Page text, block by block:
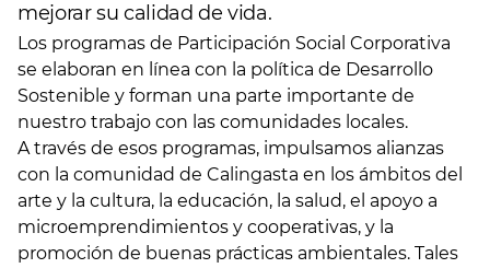
mejorar su calidad de vida.
Los programas de Participación Social Corporativa
se elaboran en línea con la política de Desarrollo
Sostenible y forman una parte importante de
nuestro trabajo con las comunidades locales.
A través de esos programas, impulsamos alianzas
con la comunidad de Calingasta en los ámbitos del
arte y la cultura, la educación, la salud, el apoyo a
microemprendimientos y cooperativas, y la
promoción de buenas prácticas ambientales. Tales